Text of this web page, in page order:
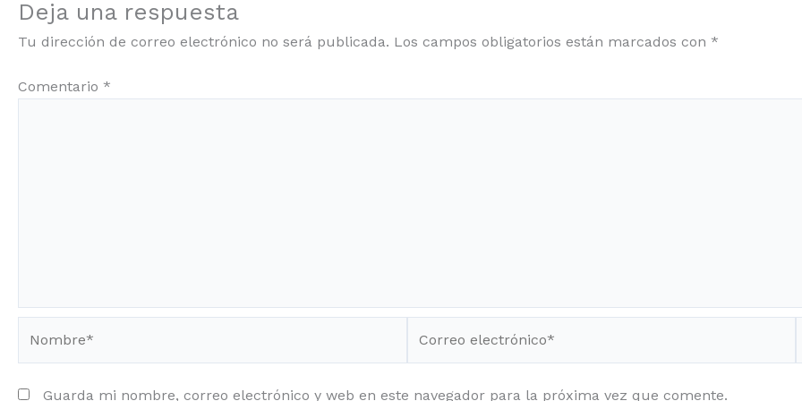
Deja una respuesta
Tu dirección de correo electrónico no será publicada. Los campos obligatorios están marcados con *
Comentario *
electrónico*
Guarda mi nombre, correo electrónico y web en este navegador para la próxima vez que comente.